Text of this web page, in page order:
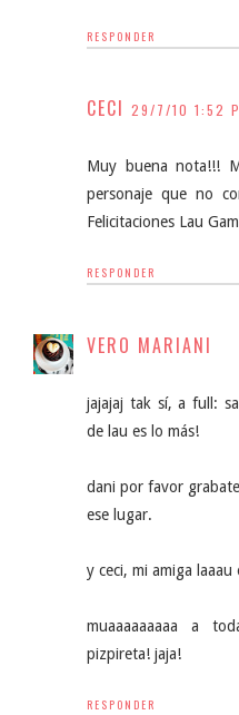
RESPONDER
CECI 29/7/10 1:52
Muy buena nota!!!
personaje que no
Felicitaciones Lau
RESPONDER
VERO MARIANI
jajajaj tak sí, a full:
de lau es lo más!
dani por favor
ese lugar.
y ceci, mi amiga laaau
muaaaaaaaaa a
pizpireta! jaja!
RESPONDER